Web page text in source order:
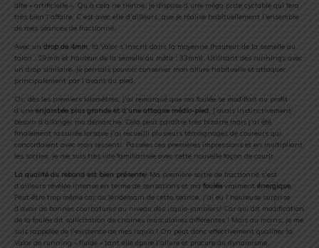
dîte « artificielle ». Qu’à cela ne tienne, je dispose d’une méga piste cyclable qui fera
très bien l’affaire. C’est avec elle d’ailleurs, que je réalise habituellement l’ensemble
de mes séances de fractionné.
Avec un drop de 4mm, la Valor s’inscrit dans la moyenne (hauteur de la semelle au
talon : 29mm et hauteur de la semelle au méta : 33mm). Utilisant des runnings avec
un drop similaire, je pensais pouvoir conserver mon allure habituelle et attaquer
principalement par l’avant du pied.
Or, dès les premiers kilomètres, j’ai remarqué que ma foulée se modifiait au profit
d’une enjambée plus grande et d’une attaque médio-pied. J’avais instinctivement
besoin d’allonger ma démarche. Cela peut paraître très bizarre mais j’ai été
finalement rassurée lorsque j’ai recueilli plusieurs témoignages de coureurs qui
concordaient avec mon ressenti. Passées ces premières impressions et en multipliant
les sorties, je me suis très vite familiarisée avec cette nouvelle façon de courir.
La qualité du rebond est bien présente! Ma première sortie de fractionné s’est
d’ailleurs révélée intense en terme de sensations et ma foulée vraiment énergique.
Peut-être trop même car au lendemain de cette séance, j’ai eu l’heureuse surprise
d’avoir de bonnes courbatures au niveau des isquio-jambiers! Car qui dit modification
de la foulée dit sollicitation de chaines musculaires différentes ! Mais au moins, je me
suis rappelée de l’existence de mes isquio ! On peut donc effectivement qualifier la
Valor de running « fluide » tant elle épure l’allure et procure du dynamisme.